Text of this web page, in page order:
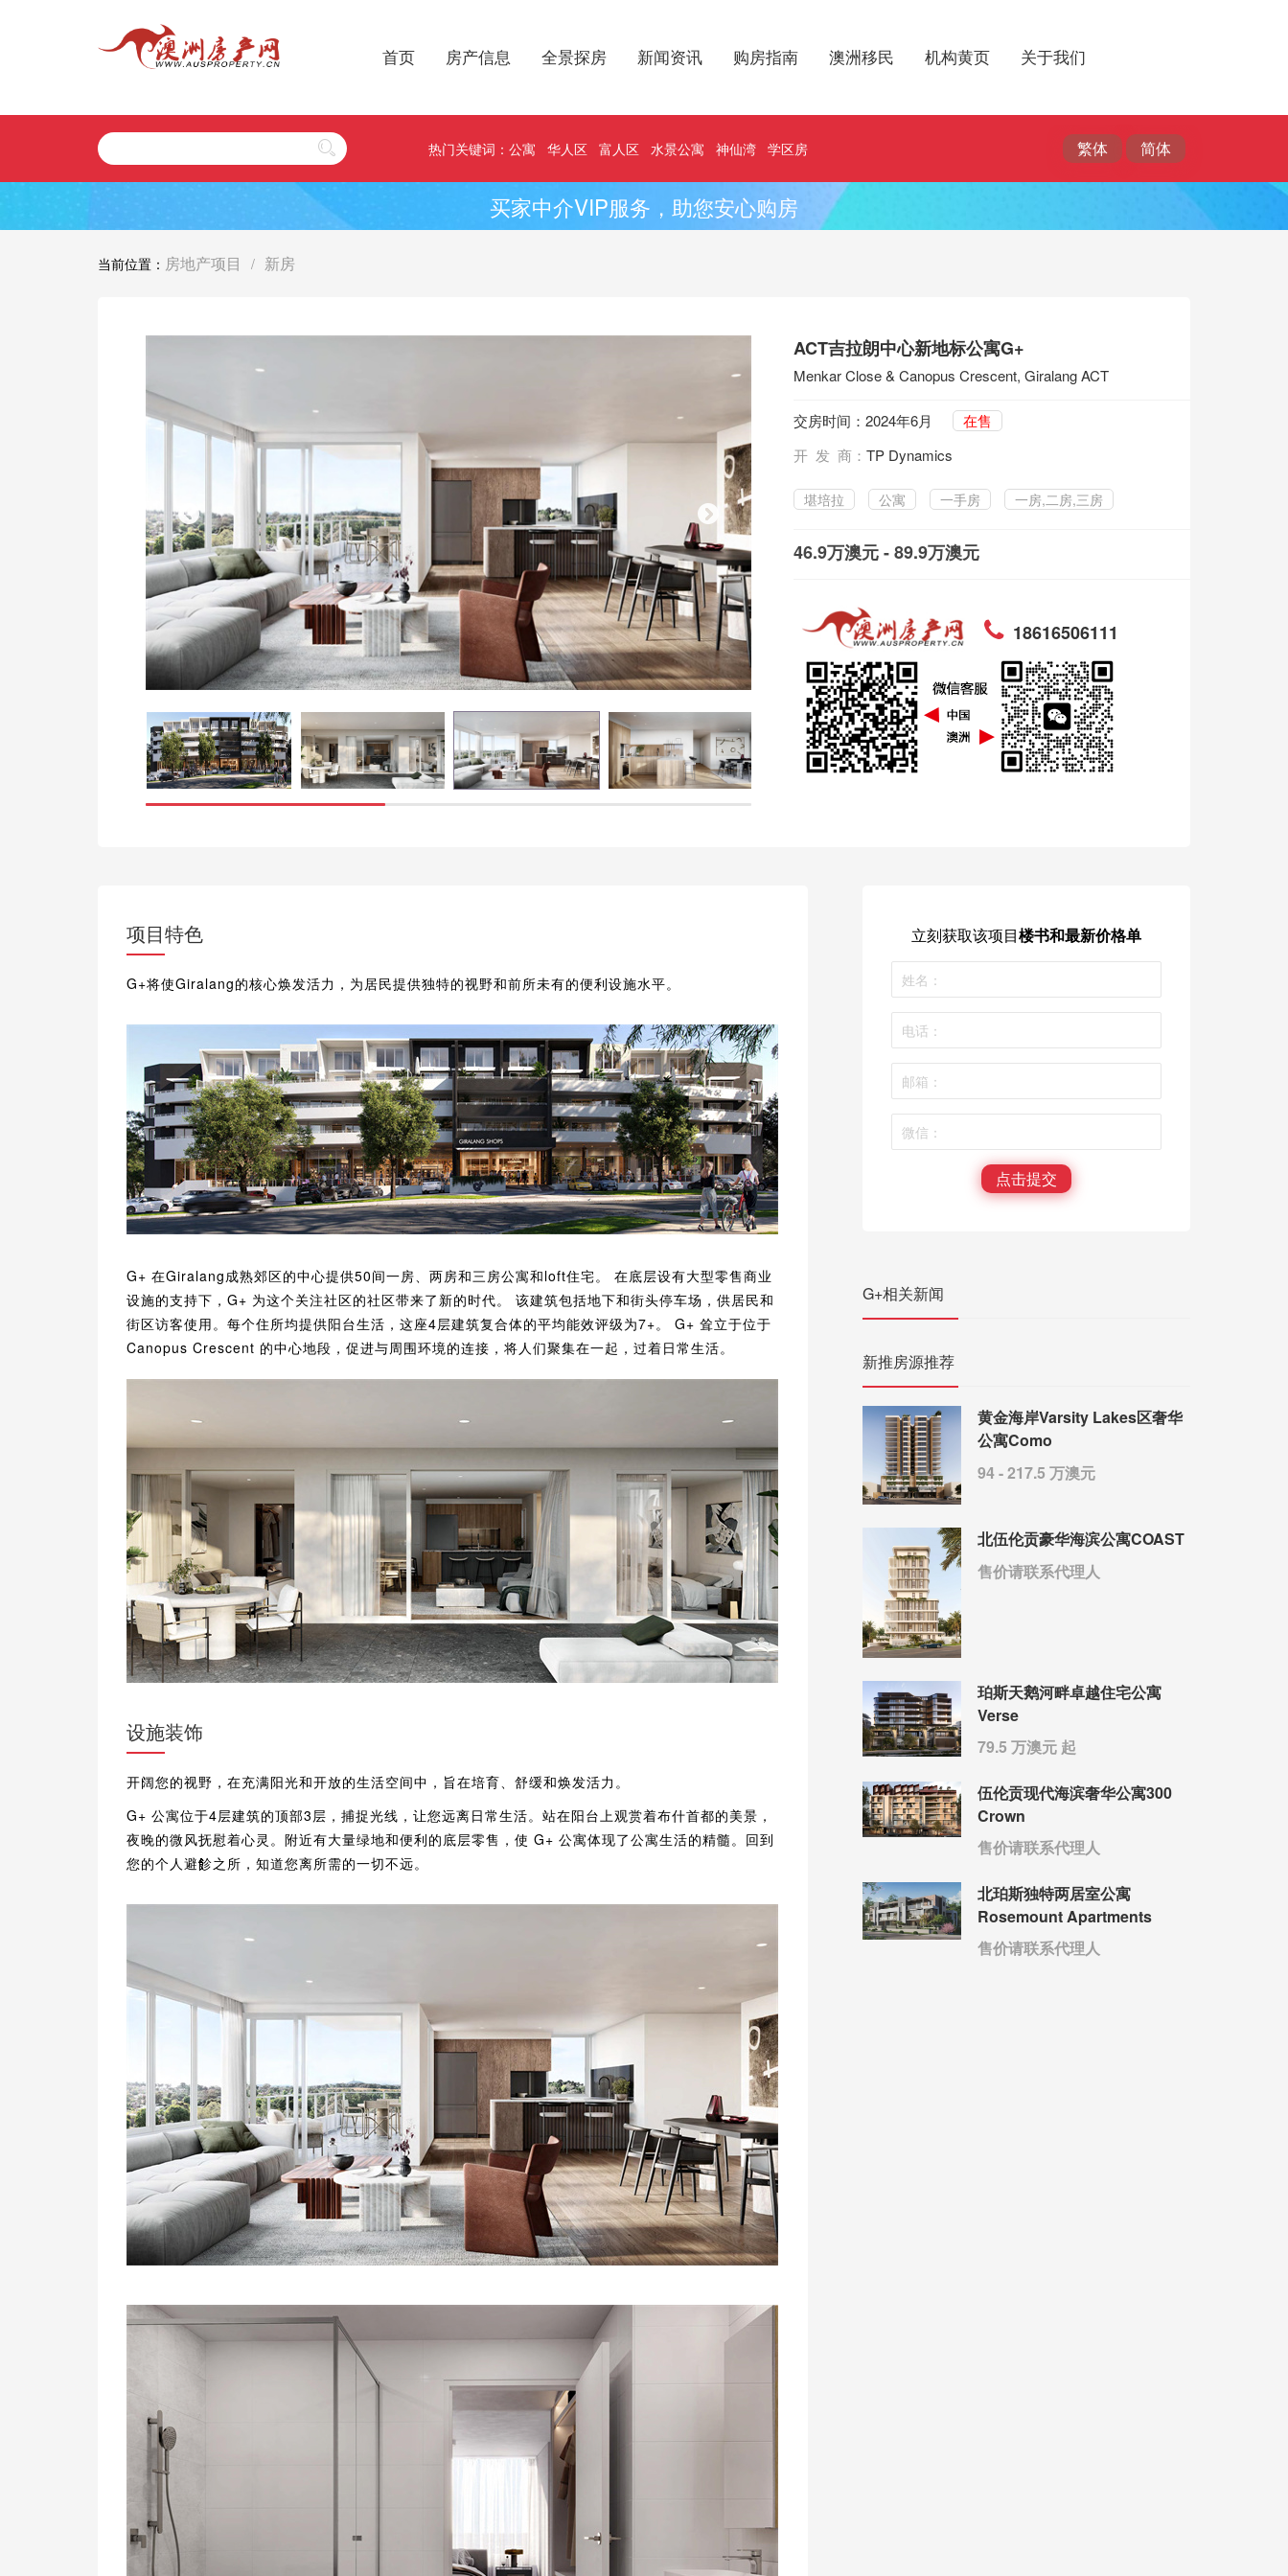
首页 房产信息 全景探房 新闻资讯 购房指南 澳洲移民 机构黄页 关于我们
热门关键词： 公寓 华人区 富人区 水景公寓 神仙湾 学区房
买家中介VIP服务，助您安心购房
当前位置： 房地产项目 / 新房
ACT吉拉朗中心新地标公寓G+
Menkar Close & Canopus Crescent, Giralang ACT
交房时间：2024年6月
在售
开 发 商： TP Dynamics
堪培拉 公寓 一手房 一房,二房,三房
46.9万澳元 - 89.9万澳元
18616506111
项目特色
G+将使Giralang的核心焕发活力，为居民提供独特的视野和前所未有的便利设施水平。
G+ 在Giralang成熟郊区的中心提供50间一房、两房和三房公寓和loft住宅。 在底层设有大型零售商业
设施的支持下，G+ 为这个关注社区的社区带来了新的时代。 该建筑包括地下和街头停车场，供居民和
街区访客使用。每个住所均提供阳台生活，这座4层建筑复合体的平均能效评级为7+。 G+ 耸立于位于
Canopus Crescent 的中心地段，促进与周围环境的连接，将人们聚集在一起，过着日常生活。
设施装饰
开阔您的视野，在充满阳光和开放的生活空间中，旨在培育、舒缓和焕发活力。
G+ 公寓位于4层建筑的顶部3层，捕捉光线，让您远离日常生活。站在阳台上观赏着布什首都的美景，
夜晚的微风抚慰着心灵。附近有大量绿地和便利的底层零售，使 G+ 公寓体现了公寓生活的精髓。回到
您的个人避飻之所，知道您离所需的一切不远。
立刻获取该项目楼书和最新价格单
点击提交
G+相关新闻
新推房源推荐
黄金海岸Varsity Lakes区奢华
公寓Como
94 - 217.5 万澳元
北伍伦贡豪华海滨公寓COAST
售价请联系代理人
珀斯天鹅河畔卓越住宅公寓
Verse
79.5 万澳元 起
伍伦贡现代海滨奢华公寓300
Crown
售价请联系代理人
北珀斯独特两居室公寓
Rosemount Apartments
售价请联系代理人